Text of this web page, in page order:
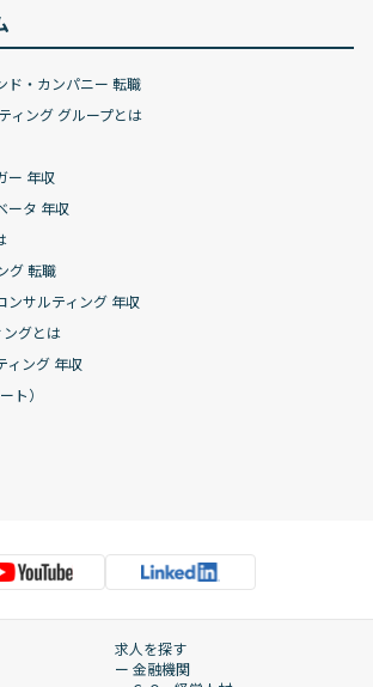
ド・カンパニー 転職
ィング グループとは
ー 年収
ータ 年収
グ 転職
ンサルティング 年収
ングとは
ィング 年収
ト）
求人を探す
ー 金融機関